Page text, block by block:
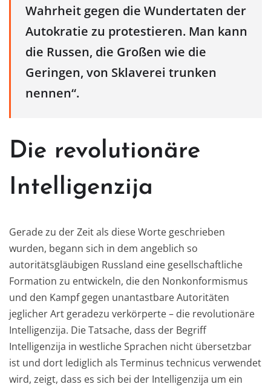
Wahrheit gegen die Wundertaten der
Autokratie zu protestieren. Man kann
die Russen, die Großen wie die
Geringen, von Sklaverei trunken
nennen“.
Die revolutionäre
Intelligenzija
Gerade zu der Zeit als diese Worte geschrieben
wurden, begann sich in dem angeblich so
autoritätsgläubigen Russland eine gesellschaftliche
Formation zu entwickeln, die den Nonkonformismus
und den Kampf gegen unantastbare Autoritäten
jeglicher Art geradezu verkörperte – die revolutionäre
Intelligenzija. Die Tatsache, dass der Begriff
Intelligenzija in westliche Sprachen nicht übersetzbar
ist und dort lediglich als Terminus technicus verwendet
wird, zeigt, dass es sich bei der Intelligenzija um ein